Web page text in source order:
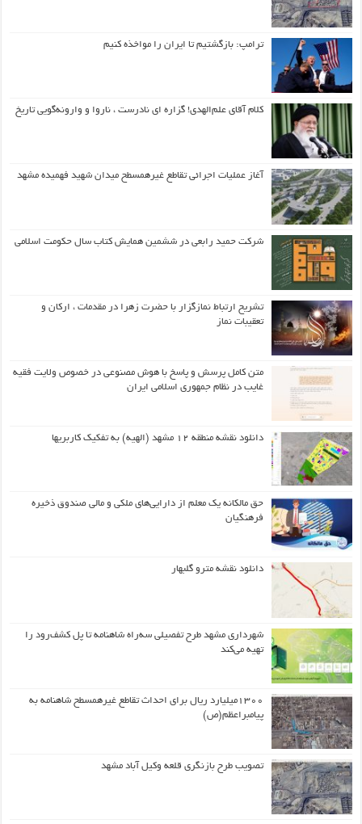
ترامپ: بازگشتیم تا ایران را مواخذه کنیم
کلام آقای علم‌الهدی! گزاره ای نادرست ، ناروا و وارونه‌گویی تاریخ
آغاز عملیات اجرائی تقاطع غیرهمسطح میدان شهید فهمیده مشهد
شرکت حمید رابعی در ششمین همایش کتاب سال حکومت اسلامی
تشریح ارتباط نمازگزار با حضرت زهرا در مقدمات ، ارکان و
تعقیبات نماز
متن کامل پرسش و پاسخ با هوش مصنوعی در خصوص ولایت فقیه
غایب در نظام جمهوری اسلامی ایران
دانلود نقشه منطقه ۱۲ مشهد (الهیه) به تفکیک کاربریها
حق مالکانه یک معلم از دارایی‌های ملکی و مالی صندوق ذخیره
فرهنگیان
دانلود نقشه مترو گلبهار
شهرداری مشهد طرح تفصیلی سه‌راه شاهنامه تا پل کشف‌رود را
تهیه می‌کند
۱۳۰۰میلیارد ریال برای احداث تقاطع غیرهمسطح شاهنامه به
پیامبراعظم(ص)
تصویب طرح بازنگری قلعه وکیل آباد مشهد